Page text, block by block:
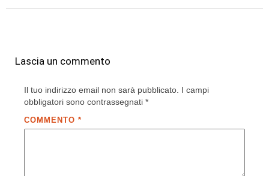
Lascia un commento
Il tuo indirizzo email non sarà pubblicato. I campi
obbligatori sono contrassegnati *
COMMENTO *